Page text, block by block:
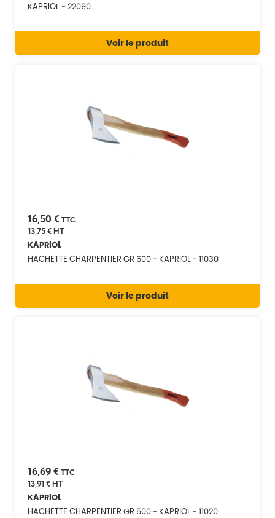
KAPRIOL - 22090
Voir le produit
16,50 € TTC
13,75 €HT
KAPRIOL
HACHETTE CHARPENTIER GR 600 - KAPRIOL - 11030
Voir le produit
16,69 € TTC
13,91 €HT
KAPRIOL
HACHETTE CHARPENTIER GR 500 - KAPRIOL - 11020